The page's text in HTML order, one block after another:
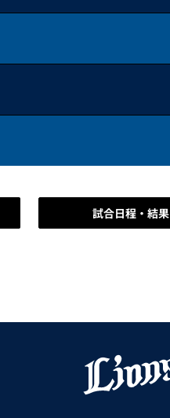
試合日程・結果